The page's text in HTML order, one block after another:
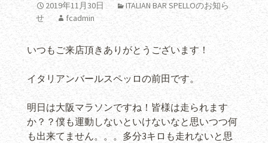
2019年11月30日
ITALIAN BAR SPELLOのお知ら
せ
fcadmin
いつもご来店頂きありがとうございます！
イタリアンバールスペッロの前田です。
明日は大阪マラソンですね！皆様は走られます
か？？僕も運動しないといけないなと思いつつ何
も出来てません。。。多分3キロも走れないと思